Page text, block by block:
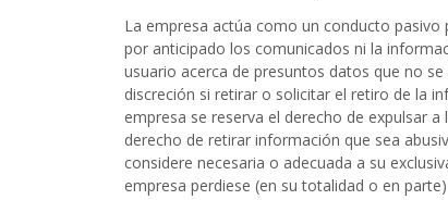
La empresa actúa como un conducto
por anticipado los comunicados ni la
usuario acerca de presuntos datos que no
discreción si retirar o solicitar el retiro de la
empresa se reserva el derecho de expulsar
derecho de retirar información que sea
considere necesaria o adecuada a su
empresa perdiese (en su totalidad o en